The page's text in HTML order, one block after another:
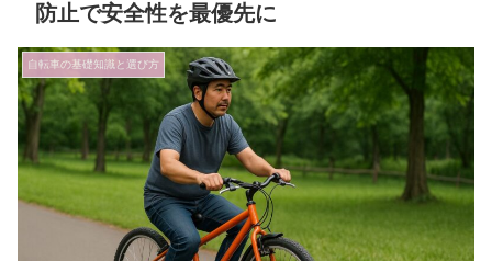
防止で安全性を最優先に
自転車の基礎知識と選び方